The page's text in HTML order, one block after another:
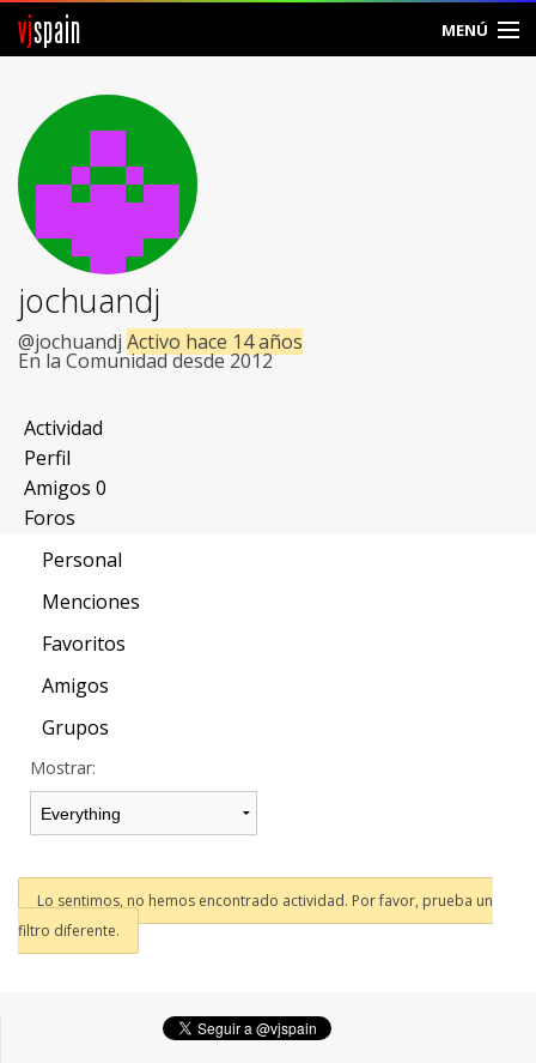
vjspain MENÚ
Foros
Noticias
Vjspain
Ayuda
Contacto
Entrar
Crear Cuenta
jochuandj
@jochuandj Activo hace 14 años
En la Comunidad desde 2012
Actividad
Perfil
Amigos 0
Foros
Personal
Menciones
Favoritos
Amigos
Grupos
Mostrar:
Lo sentimos, no hemos encontrado actividad. Por favor, prueba un
filtro diferente.